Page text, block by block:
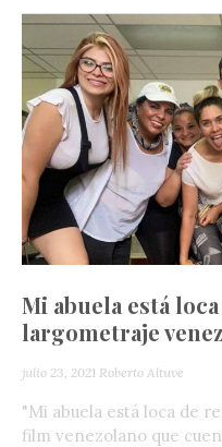
Mi‌ ‌abuela‌ ‌está‌
‌largometraje‌
julio 23, 2021 Roberto Altuve
"Mi abuela está loca de
film venezolano que